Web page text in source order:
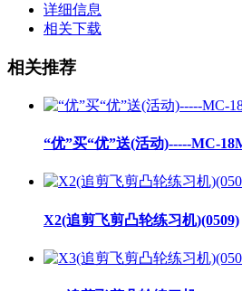
详细信息
相关下载
相关推荐
“优”买“优”送(活动)-----MC-
X2(追剪飞剪凸轮练习机)(0509)